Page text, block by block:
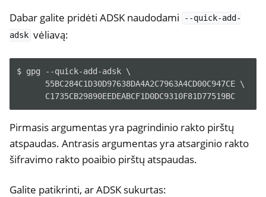
Dabar galite pridėti ADSK naudodami
--quick-add-
adsk vėliavą:
$ gpg --quick-add-adsk \
      55BC284C1D30D97638DA4A2C7963A4CD00C947CE \
Pirmasis argumentas yra pagrindinio rakto pirštų
atspaudas. Antrasis argumentas yra atsarginio rakto
šifravimo rakto poaibio pirštų atspaudas.
Galite patikrinti, ar ADSK sukurtas: